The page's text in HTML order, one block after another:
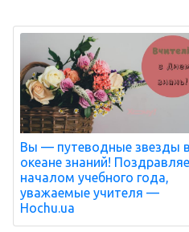
Вы — путеводные звезды в
океане знаний!
началом учебного года,
уважаемые учителя —
Hochu.ua